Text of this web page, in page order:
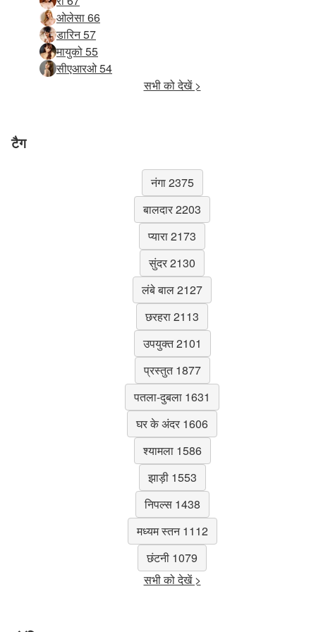
ओलेसा 66
डारिन 57
मायुको 55
सीएआरओ 54
सभी को देखें >
टैग
नंगा 2375
बालदार 2203
प्यारा 2173
सुंदर 2130
लंबे बाल 2127
छरहरा 2113
उपयुक्त 2101
प्रस्तुत 1877
पतला-दुबला 1631
घर के अंदर 1606
श्यामला 1586
झाड़ी 1553
निपल्स 1438
मध्यम स्तन 1112
छंटनी 1079
सभी को देखें >